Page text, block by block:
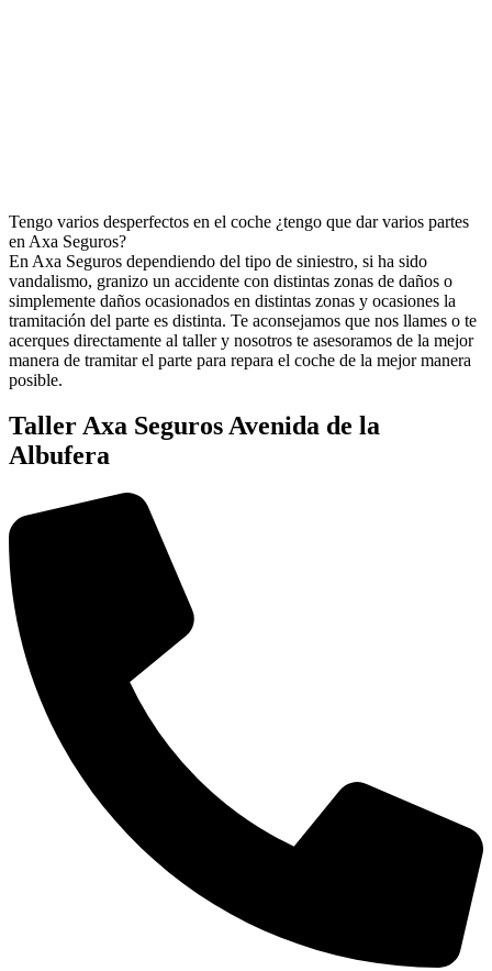
Tengo varios desperfectos en el coche ¿tengo que dar varios partes
en Axa Seguros?
En Axa Seguros dependiendo del tipo de siniestro, si ha sido
vandalismo, granizo un accidente con distintas zonas de daños o
simplemente daños ocasionados en distintas zonas y ocasiones la
tramitación del parte es distinta. Te aconsejamos que nos llames o te
acerques directamente al taller y nosotros te asesoramos de la mejor
manera de tramitar el parte para repara el coche de la mejor manera
posible.
Taller Axa Seguros Avenida de la
Albufera